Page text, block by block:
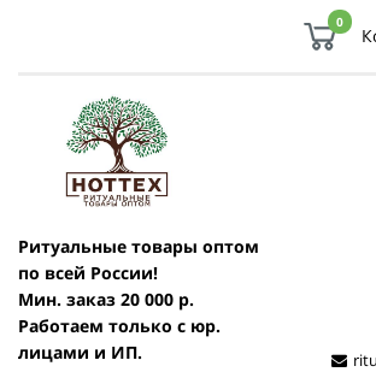
0
Ритуальные товары оптом
по всей России!
Мин. заказ 20 000 р.
Работаем только с юр.
лицами и ИП.